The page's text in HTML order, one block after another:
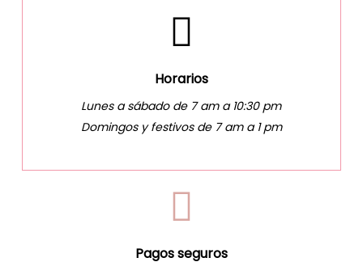
Horarios
Lunes a sábado de 7 am a 10:30 pm
Domingos y festivos de 7 am a 1 pm
Pagos seguros